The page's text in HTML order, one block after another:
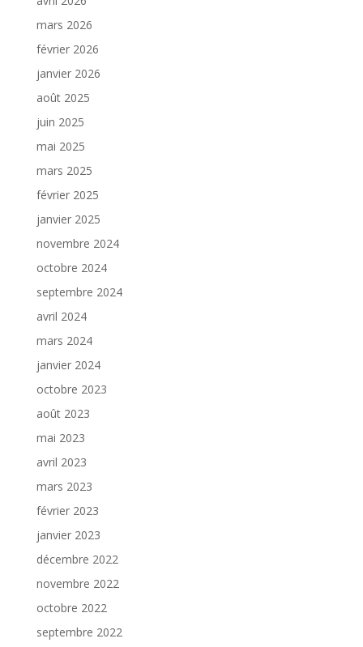
mars 2026
février 2026
janvier 2026
août 2025
juin 2025
mai 2025
mars 2025
février 2025
janvier 2025
novembre 2024
octobre 2024
septembre 2024
avril 2024
mars 2024
janvier 2024
octobre 2023
août 2023
mai 2023
avril 2023
mars 2023
février 2023
janvier 2023
décembre 2022
novembre 2022
octobre 2022
septembre 2022